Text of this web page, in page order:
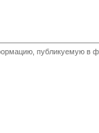
публикуемую